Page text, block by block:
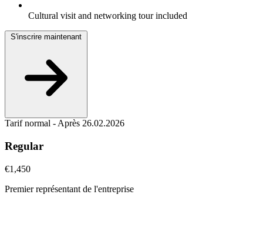
Cultural visit and networking tour included
S'inscrire maintenant
Tarif normal - Après 26.02.2026
Regular
€1,450
Premier représentant de l'entreprise